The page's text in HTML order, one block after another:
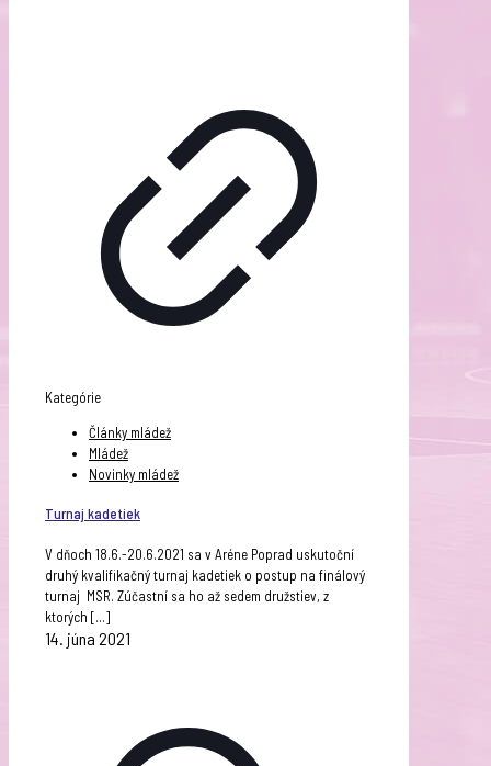
Kategórie
Články mládež
Mládež
Novinky mládež
Turnaj kadetiek
V dňoch 18.6.-20.6.2021 sa v Aréne Poprad uskutoční
druhý kvalifikačný turnaj kadetiek o postup na finálový
turnaj MSR. Zúčastní sa ho až sedem družstiev, z
ktorých […]
14. júna 2021